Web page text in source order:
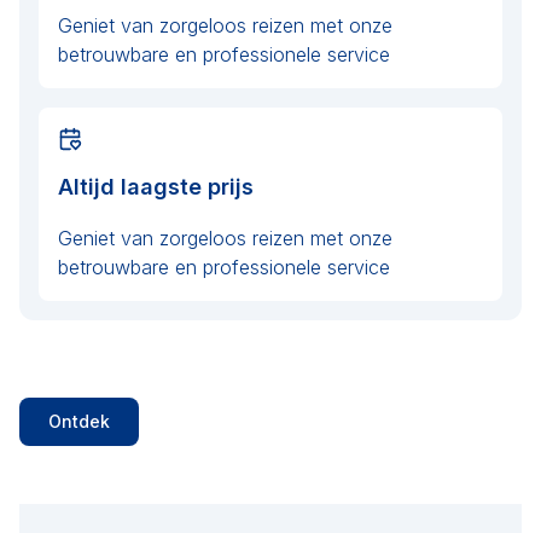
Geniet van zorgeloos reizen met onze
betrouwbare en professionele service
Altijd laagste prijs
Geniet van zorgeloos reizen met onze
betrouwbare en professionele service
Ontdek